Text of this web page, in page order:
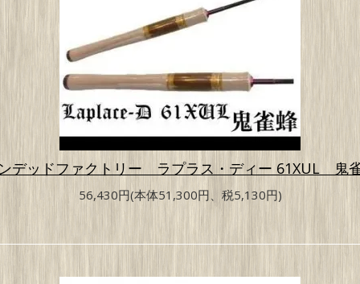
デッドファクトリー ラプラス・ディー 61XUL 鬼
56,430円(本体51,300円、税5,130円)